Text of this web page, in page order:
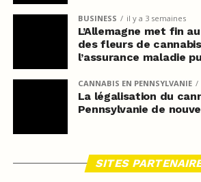
BUSINESS il y a 3 semaines
L’Allemagne met fin
des fleurs de
l’assurance maladie
CANNABIS EN PENNSYLVANIE
La légalisation du
Pennsylvanie de
SITES